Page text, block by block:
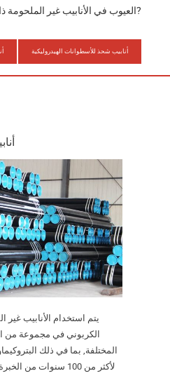
العيوب في الأنابيب غير الملحومة ذات الضغط العالي?
أنابيب شحذ للأسطوانات الهيدروليكية
يتم استخدام الأنابيب غير
الكربوني في مجموعة من
المختلفة, بما في ذلك
لأكثر من 100 سنوات